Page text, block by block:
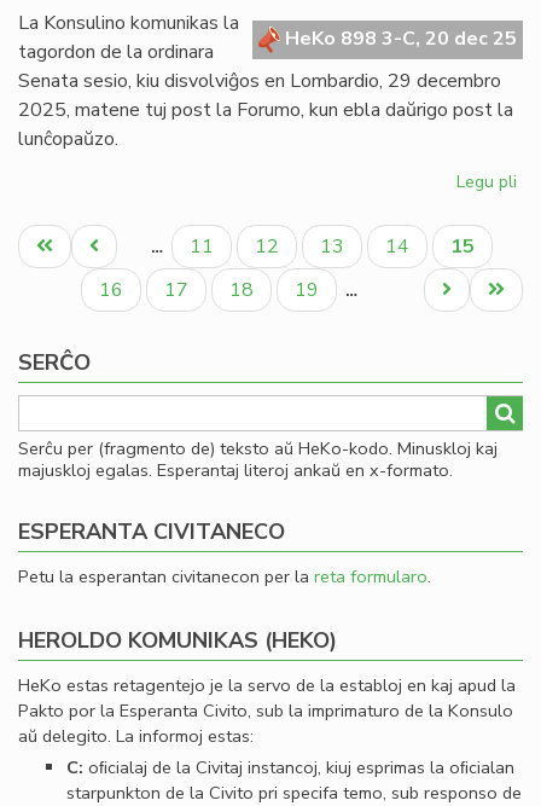
en
HeKo 898 3-C, 20 dec 25
La Konsulino komunikas la
tagordon de la ordinara
Senata sesio, kiu disvolviĝos en Lombardio, 29 decembro
2025, matene tuj post la Forumo, kun ebla daŭrigo post la
lunĉopaŭzo.
Legu pli
Pagination
Unua
paĝo
Antaŭa
paĝo
… Paĝo
11 Paĝo
12 Paĝo
13 Paĝo
14
Aktuala
paĝo
15
Paĝo
16 Paĝo
17 Paĝo
18 Paĝo
19 …
Last
page
Next
page
SERĈO
Serĉu per (fragmento de) teksto aŭ HeKo-kodo. Minuskloj kaj
majuskloj egalas. Esperantaj literoj ankaŭ en x-formato.
ESPERANTA CIVITANECO
Petu la esperantan civitanecon per la reta formularo.
HEROLDO KOMUNIKAS (HEKO)
HeKo estas retagentejo je la servo de la establoj en kaj apud la
Pakto por la Esperanta Civito, sub la imprimaturo de la Konsulo
aŭ delegito. La informoj estas:
C: oﬁcialaj de la Civitaj instancoj, kiuj esprimas la oﬁcialan
starpunkton de la Civito pri specifa temo, sub responso de